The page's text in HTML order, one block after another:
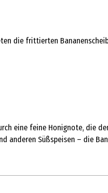
die frittierten
eine feine Honignote, die
anderen Süßspeisen – die